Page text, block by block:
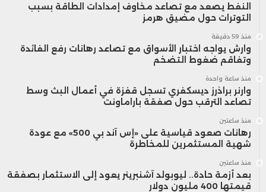
النفط يصعد مع تصاعد مخاوف إمدادات الطاقة بسبب
التوترات حول مضيق هرمز
منذ 59 دقيقة
وارش يواجه اختبار الأسواق مع تصاعد رهانات رفع الفائدة
وتفاقم ضغوط التضخم
منذ ساعة واحدة
وارنر براذرز ديسكفري تسجل قفزة في أعمال البث وسط
تصاعد الترقب حول صفقة باراماونت
منذ ساعتين
رهانات صعود قياسية على «إس آند بي 500» مع عودة
شهية المستثمرين للمخاطرة
منذ ساعتين
بعد أزمة حادة.. ليوبولد آشنبرينر يعود إلى الاستثمار بصفقة
قيمتها 400 مليون دولار